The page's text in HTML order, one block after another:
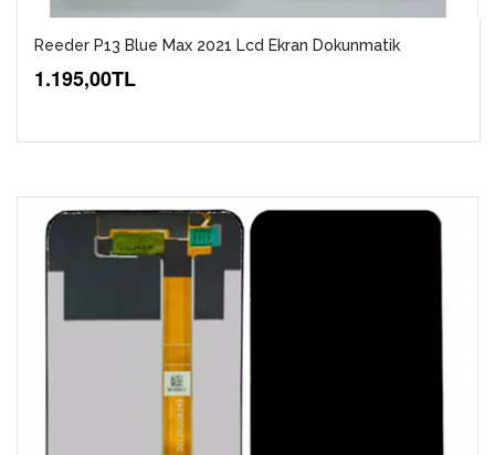
Reeder P13 Blue Max 2021 Lcd Ekran Dokunmatik
1.195,00TL